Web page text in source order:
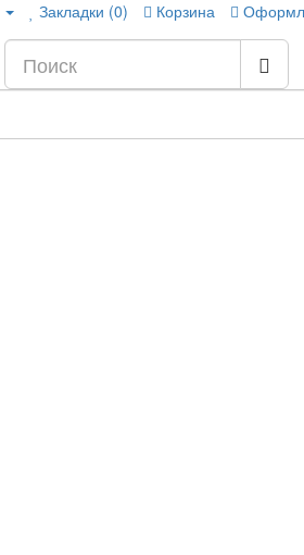
Закладки (0) Корзина